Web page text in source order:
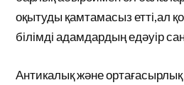
оқытуды қамтамасыз етті,ал
білімді адамдардың едәуір
Антикалық және ортағасырлық